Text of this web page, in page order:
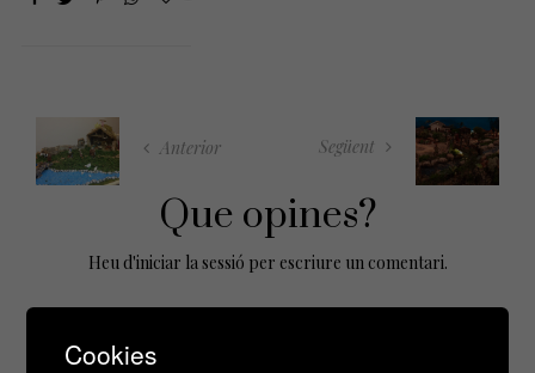
Anterior Següent
Que opines?
Heu d'iniciar la sessió per escriure un comentari.
Cookies